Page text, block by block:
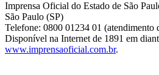
Imprensa Oficial do Estado de São
São Paulo (SP)
Telefone: 0800 01234 01 (atendimento
Disponível na Internet de 1891 em
www.imprensaoficial.com.br.